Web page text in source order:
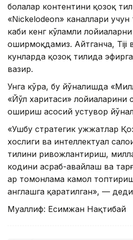
болалар контентини қозоқ
«Nickelodeon» каналлари
каби кенг кўламли
оширмоқдамиз. Айтганча, Tiji
кунларда қозоқ тилида
вазир.
Унга кўра, бу йўналишда
«Йўл харитаси» лойиҳаларини
ошириш асосий устувор
«Ушбу стратегик ҳужжатлар
хослиги ва интеллектуал
тилини ривожлантириш,
кодини асраб-авайлаш ва
ҳар томонлама камол
англашга қаратилган», —
Муаллиф: Есимжан Нақтибай